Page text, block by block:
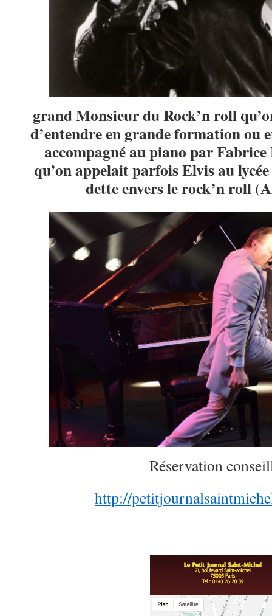
grand Monsieur du Rock’n roll
d’entendre en grande formation ou
accompagné au piano par
qu’on appelait parfois Elvis au
dette envers le rock’n roll
Réservation
http://